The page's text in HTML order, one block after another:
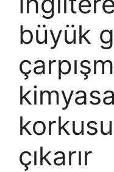
büyük
çıkarır